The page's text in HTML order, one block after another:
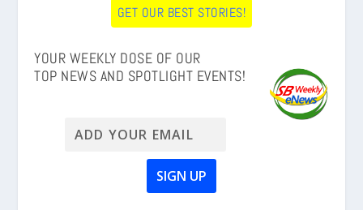
GET OUR BEST STORIES!
YOUR WEEKLY DOSE OF OUR
TOP NEWS AND SPOTLIGHT EVENTS!